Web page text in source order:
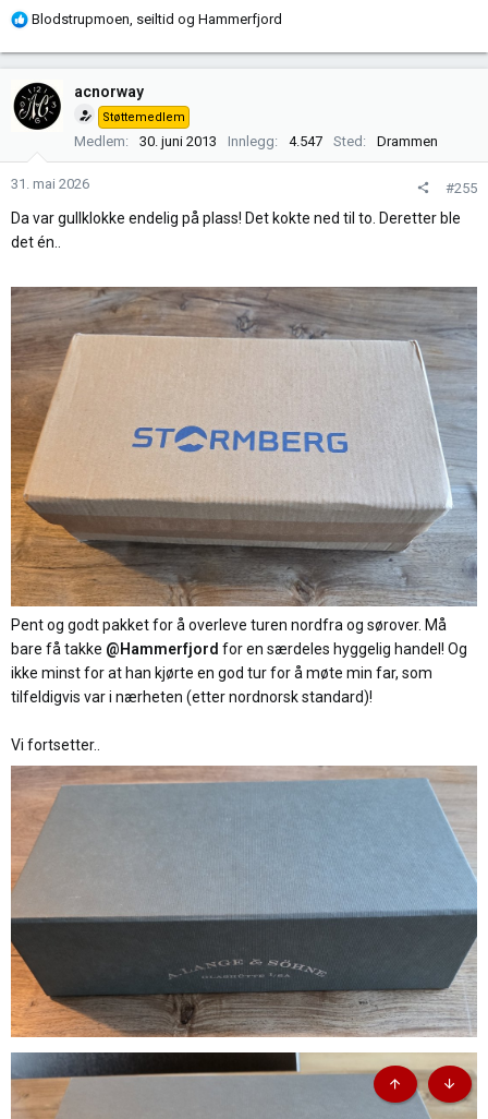
R
k
s
j
e
r
:
Blodstrupmoen seiltid og Hammerfjord
acnorway
Støttemedlem
Medlem 30. juni 2013 Innlegg 4.547 Sted Drammen
31. mai 2026 #255
Da var gullklokke endelig på plass! Det kokte ned til to. Deretter ble
det én..
Pent og godt pakket for å overleve turen nordfra og sørover. Må
bare få takke @Hammerfjord for en særdeles hyggelig handel! Og
ikke minst for at han kjørte en god tur for å møte min far, som
tilfeldigvis var i nærheten (etter nordnorsk standard)!
Vi fortsetter..